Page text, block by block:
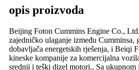
opis proizvoda
Beijing Foton Cummins Engine Co.,
zajedničko ulaganje između Cumminsa,
dobavljača energetskih rješenja, i Beiqi
kineske kompanije za komercijalna
srednji i teški dizel motori., Sa